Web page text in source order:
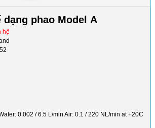
phao Model A
hệ
0.002 / 6.5 L/min Air: 0.1 / 220 NL/min at +20C